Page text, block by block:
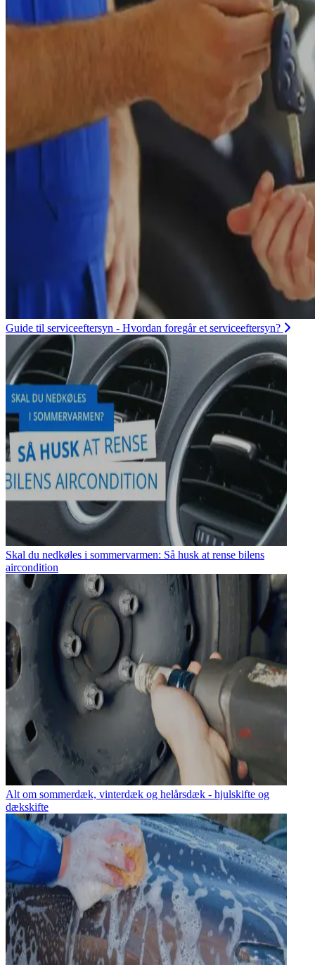
Guide til serviceeftersyn - Hvordan foregår et serviceeftersyn?
Skal du nedkøles i sommervarmen: Så husk at rense bilens
aircondition
Alt om sommerdæk, vinterdæk og helårsdæk - hjulskifte og
dækskifte